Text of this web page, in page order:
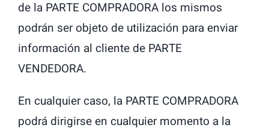
de la PARTE COMPRADORA los mismos
podrán ser objeto de utilización para enviar
información al cliente de PARTE
VENDEDORA.
En cualquier caso, la PARTE COMPRADORA
podrá dirigirse en cualquier momento a la